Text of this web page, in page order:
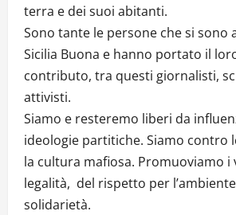
terra e dei suoi abitanti.
Sono tante le persone che si sono
Sicilia Buona e hanno portato il
contributo, tra questi giornalisti,
attivisti.
Siamo e resteremo liberi da
ideologie partitiche. Siamo contro
la cultura mafiosa. Promuoviamo i
legalità, del rispetto per
solidarietà.